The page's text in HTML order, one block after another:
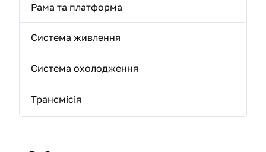
Рама та платформа
Система живлення
Система охолодження
Трансмісія